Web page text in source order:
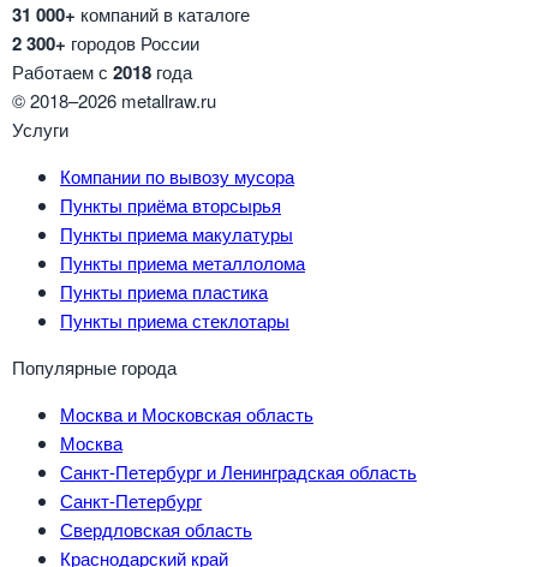
31 000+ компаний в каталоге
2 300+ городов России
Работаем с 2018 года
© 2018–2026 metallraw.ru
Услуги
Компании по вывозу мусора
Пункты приёма вторсырья
Пункты приема макулатуры
Пункты приема металлолома
Пункты приема пластика
Пункты приема стеклотары
Популярные города
Москва и Московская область
Москва
Санкт-Петербург и Ленинградская область
Санкт-Петербург
Свердловская область
Краснодарский край